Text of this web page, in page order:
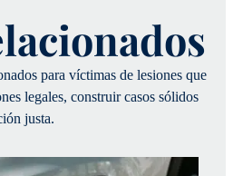
para víctimas de lesiones que
legales, construir casos sólidos
justa.